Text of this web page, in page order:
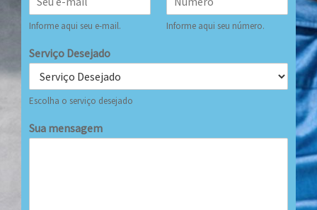
Informe aqui seu e-mail. Informe aqui seu número.
Serviço Desejado
Escolha o serviço desejado
Sua mensagem